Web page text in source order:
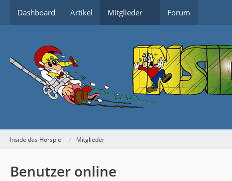
Dashboard Artikel Mitglieder Forum
Inside das Hörspiel Mitglieder
Benutzer online